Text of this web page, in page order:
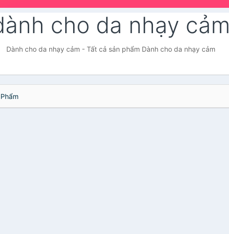
cho da nhạy cảm
Dành cho da nhạy cảm - Tất cả sản phẩm Dành cho da nhạy cảm